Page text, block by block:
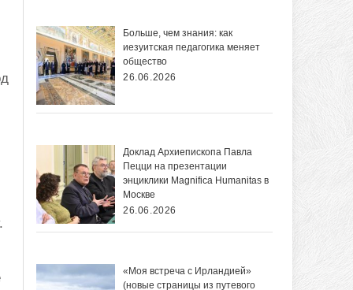
Больше, чем знания: как
иезуитская педагогика меняет
общество
26.06.2026
Доклад Архиепископа Павла
Пецци на презентации
энциклики Magnifica Нumanitas в
Москве
26.06.2026
«Моя встреча с Ирландией»
(новые страницы из путевого